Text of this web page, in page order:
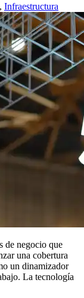
, Infraestructura
de negocio que
una cobertura
un dinamizador
La tecnología